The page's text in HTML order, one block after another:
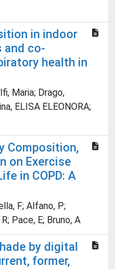
in indoor
and co-
health in
Maria; Drago,
ELISA ELEONORA;
Composition,
on Exercise
in COPD: A
F; Alfano, P;
Pace, E; Bruno, A
by digital
former,